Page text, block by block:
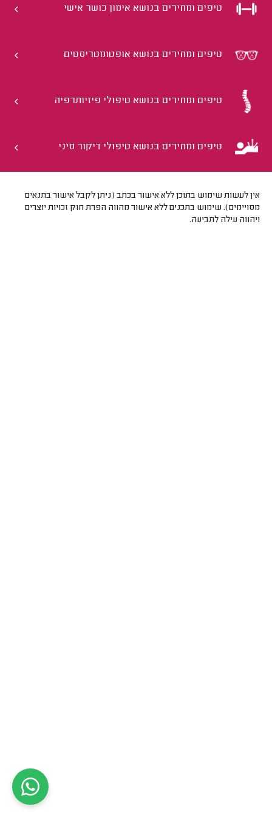
טיפים ומחירים בנושא אימון כושר אישי
טיפים ומחירים בנושא אופטומטריסטים
טיפים ומחירים בנושא טיפולי פיזיותרפיה
טיפים ומחירים בנושא טיפולי דיקור סיני
אין לעשות שימוש בתוכן ללא אישור בכתב (ניתן לקבל אישור בתנאים
מסויימים). שימוש בתכנים ללא אישור מהווה הפרת חוק זכויות יוצרים
ויהווה עילה לתביעה.